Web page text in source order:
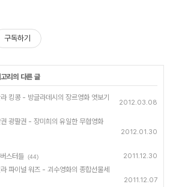
구독하기
리의 다른 글
킹콩 - 방글라데시의 장르영화 엿보기
2012.03.08
광팔권 - 장미희의 유일한 무협영화
2012.01.30
스터들 (44) 2011.12.30
파이널 워즈 - 괴수영화의 종합선물세
2011.12.07